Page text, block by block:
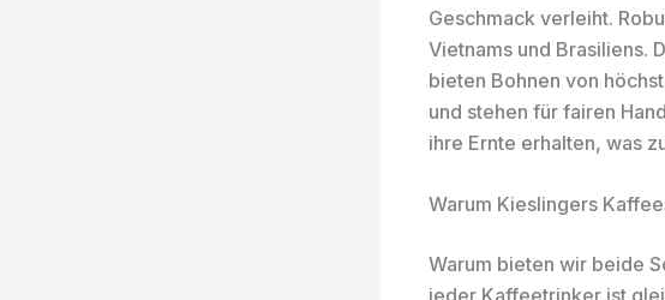
Geschmack verleiht.
Vietnams und Brasiliens.
bieten Bohnen von
und stehen für fairen
ihre Ernte erhalten, was
Warum Kieslingers
Warum bieten wir beide